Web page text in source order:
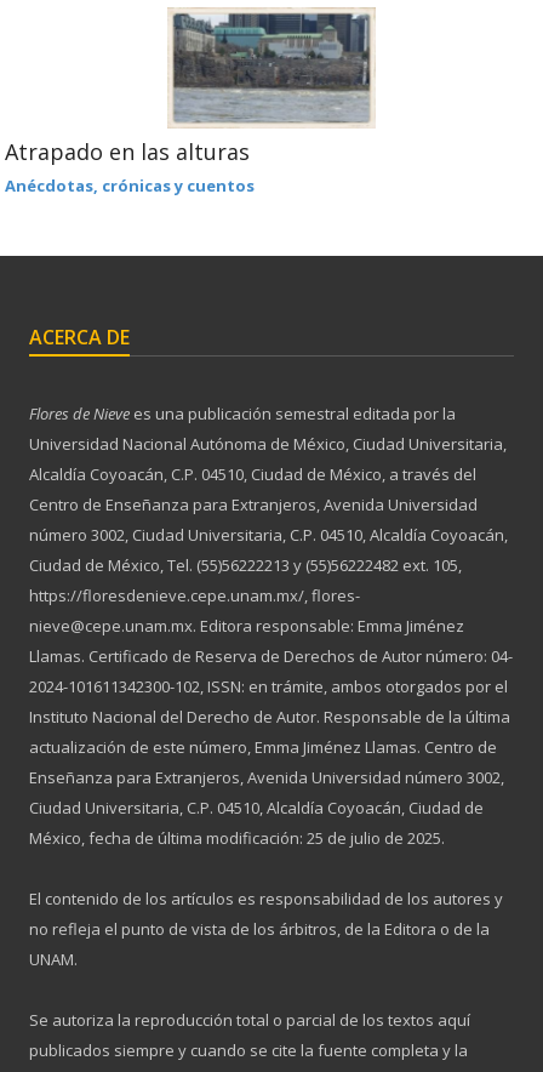
Atrapado en las alturas
Anécdotas, crónicas y cuentos
ACERCA DE
Flores de Nieve es una publicación semestral editada por la
Universidad Nacional Autónoma de México, Ciudad Universitaria,
Alcaldía Coyoacán, C.P. 04510, Ciudad de México, a través del
Centro de Enseñanza para Extranjeros, Avenida Universidad
número 3002, Ciudad Universitaria, C.P. 04510, Alcaldía Coyoacán,
Ciudad de México, Tel. (55)56222213 y (55)56222482 ext. 105,
https://floresdenieve.cepe.unam.mx/, flores-
nieve@cepe.unam.mx. Editora responsable: Emma Jiménez
Llamas. Certificado de Reserva de Derechos de Autor número: 04-
2024-101611342300-102, ISSN: en trámite, ambos otorgados por el
Instituto Nacional del Derecho de Autor. Responsable de la última
actualización de este número, Emma Jiménez Llamas. Centro de
Enseñanza para Extranjeros, Avenida Universidad número 3002,
Ciudad Universitaria, C.P. 04510, Alcaldía Coyoacán, Ciudad de
México, fecha de última modificación: 25 de julio de 2025.
El contenido de los artículos es responsabilidad de los autores y
no refleja el punto de vista de los árbitros, de la Editora o de la
UNAM.
Se autoriza la reproducción total o parcial de los textos aquí
publicados siempre y cuando se cite la fuente completa y la